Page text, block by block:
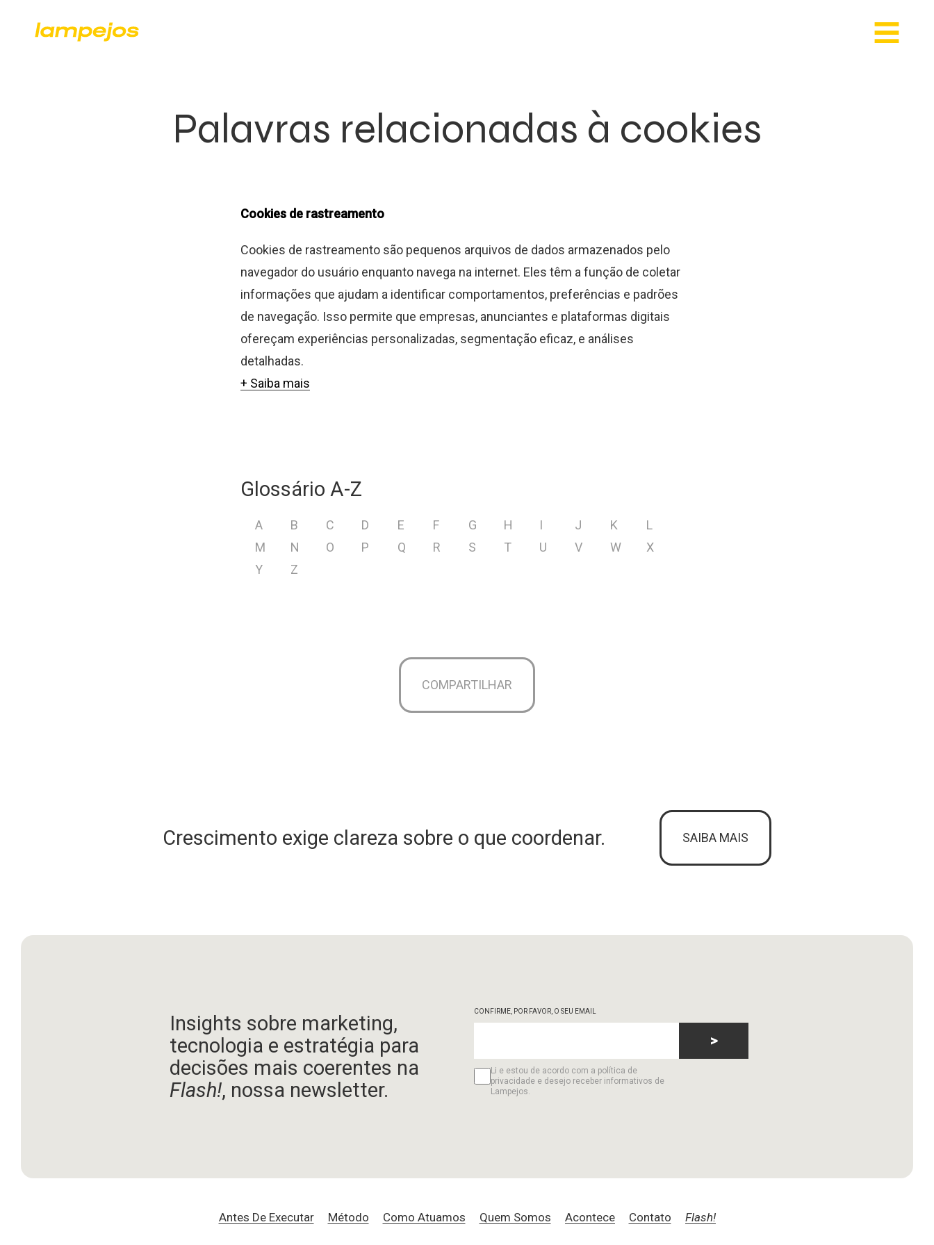
Palavras relacionadas à cookies
Cookies de rastreamento
Cookies de rastreamento são pequenos arquivos de dados armazenados pelo
navegador do usuário enquanto navega na internet. Eles têm a função de coletar
informações que ajudam a identificar comportamentos, preferências e padrões
de navegação. Isso permite que empresas, anunciantes e plataformas digitais
ofereçam experiências personalizadas, segmentação eficaz, e análises
detalhadas.
+ Saiba mais
Glossário A-Z
A B C D E F G H I J K
L
M
N O P Q R S T U V W
X
Y
Z
COMPARTILHAR
Crescimento exige clareza sobre o que coordenar. SAIBA MAIS
Insights sobre marketing,
tecnologia e estratégia para
decisões mais coerentes na
Flash!, nossa newsletter.
CONFIRME, POR FAVOR, O SEU EMAIL
Li e estou de acordo com a política de
privacidade e desejo receber informativos de
Lampejos.
>
Antes De Executar Método Como Atuamos Quem Somos Acontece Contato Flash!